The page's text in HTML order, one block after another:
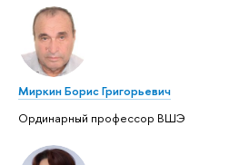
Миркин Борис Григорьевич
Ординарный профессор ВШЭ